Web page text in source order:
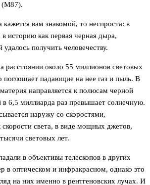
(M87).
кажется вам знакомой, то неспроста: в
историю как первая черная дыра,
получить человечеству.
расстоянии около 55 миллионов световых
поглощает падающие на нее газ и пыль. В
направляется к полюсам черной
6,5 миллиарда раз превышает солнечную.
наружу со скоростями,
света, в виде мощных джетов,
световых лет.
в объективы телескопов в других
в оптическом и инфракрасном, однако это
на них именно в рентгеновских лучах. И